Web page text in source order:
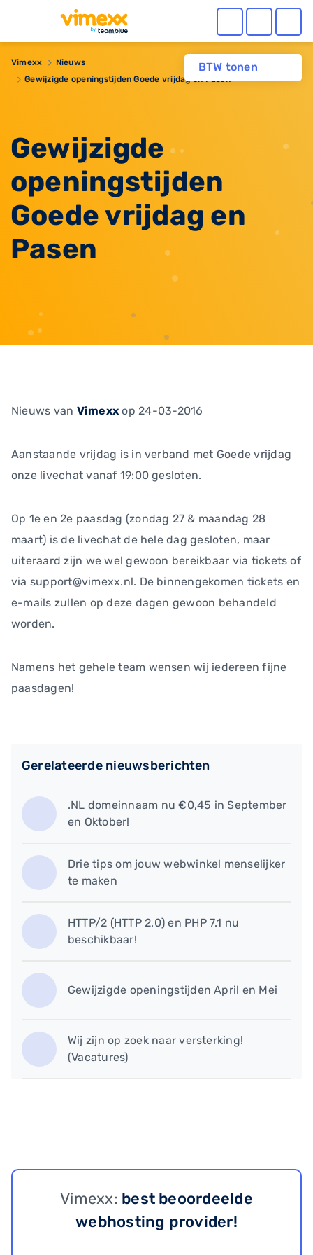
BTW tonen
Vimexx
Nieuws
Gewijzigde openingstijden Goede vrijdag en Pasen
Gewijzigde
openingstijden
Goede vrijdag en
Pasen
Nieuws van Vimexx op 24-03-2016
Aanstaande vrijdag is in verband met Goede vrijdag
onze livechat vanaf 19:00 gesloten.
Op 1e en 2e paasdag (zondag 27 & maandag 28
maart) is de livechat de hele dag gesloten, maar
uiteraard zijn we wel gewoon bereikbaar via tickets of
via support@vimexx.nl. De binnengekomen tickets en
e-mails zullen op deze dagen gewoon behandeld
worden.
Namens het gehele team wensen wij iedereen fijne
paasdagen!
Gerelateerde nieuwsberichten
.NL domeinnaam nu €0,45 in September
en Oktober!
​Drie tips om jouw webwinkel menselijker
te maken
HTTP/2 (HTTP 2.0) en PHP 7.1 nu
beschikbaar!
Gewijzigde openingstijden April en Mei
Wij zijn op zoek naar versterking!
(Vacatures)
Vimexx: best beoordeelde
webhosting provider!